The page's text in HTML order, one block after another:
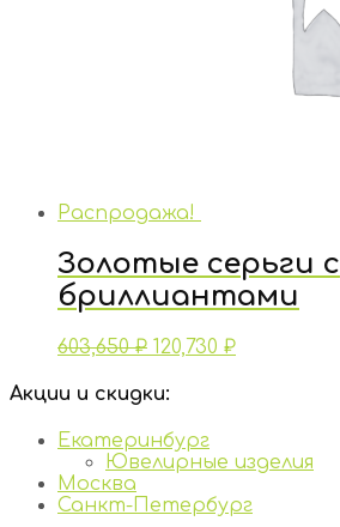
Распродажа!
Золотые серьги с
бриллиантами
603,650₽ 120,730 ₽
Акции и скидки:
Екатеринбург
Ювелирные изделия
Москва
Санкт-Петербург